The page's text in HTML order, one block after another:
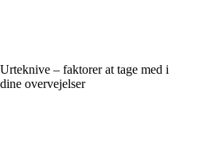
Urteknive – faktorer at tage med i
dine overvejelser